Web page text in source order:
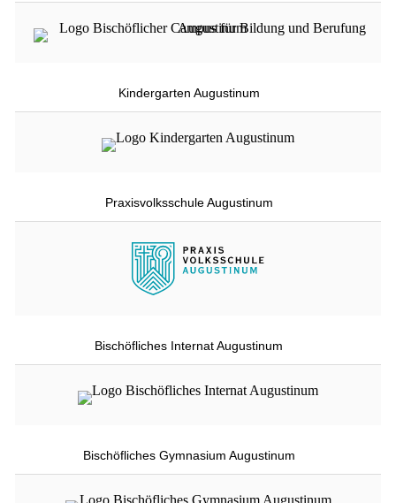
Kindergarten Augustinum
Praxisvolksschule Augustinum
Bischöfliches Internat Augustinum
Bischöfliches Gymnasium Augustinum